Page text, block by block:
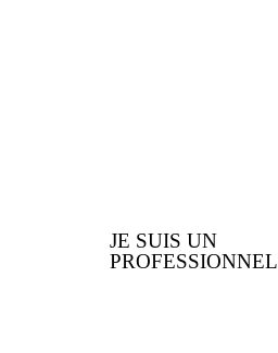
JE SUIS UN
PROFESSIONNEL